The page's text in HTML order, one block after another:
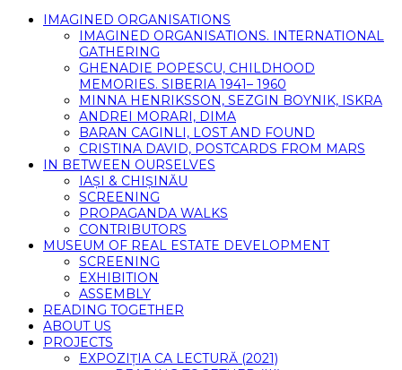
IMAGINED ORGANISATIONS
IMAGINED ORGANISATIONS. INTERNATIONAL
GATHERING
GHENADIE POPESCU, CHILDHOOD
MEMORIES. SIBERIA 1941– 1960
MINNA HENRIKSSON, SEZGIN BOYNIK, ISKRA
ANDREI MORARI, DIMA
BARAN CAGINLI, LOST AND FOUND
CRISTINA DAVID, POSTCARDS FROM MARS
IN BETWEEN OURSELVES
IAȘI & CHIȘINĂU
SCREENING
PROPAGANDA WALKS
CONTRIBUTORS
MUSEUM OF REAL ESTATE DEVELOPMENT
SCREENING
EXHIBITION
ASSEMBLY
READING TOGETHER
ABOUT US
PROJECTS
EXPOZIȚIA CA LECTURĂ (2021)